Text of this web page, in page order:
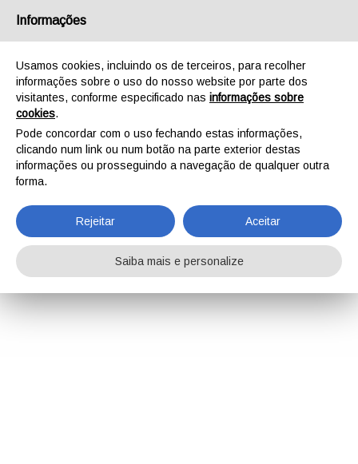
Informações
Usamos cookies, incluindo os de terceiros, para recolher
informações sobre o uso do nosso website por parte dos
visitantes, conforme especificado nas informações sobre
cookies.
Pode concordar com o uso fechando estas informações,
clicando num link ou num botão na parte exterior destas
informações ou prosseguindo a navegação de qualquer outra
forma.
Rejeitar Aceitar
Saiba mais e personalize